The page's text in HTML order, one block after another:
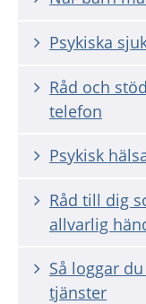
Psykiska
Råd och
telefon
Psykisk
Råd till dig
allvarlig
Så loggar
tjänster